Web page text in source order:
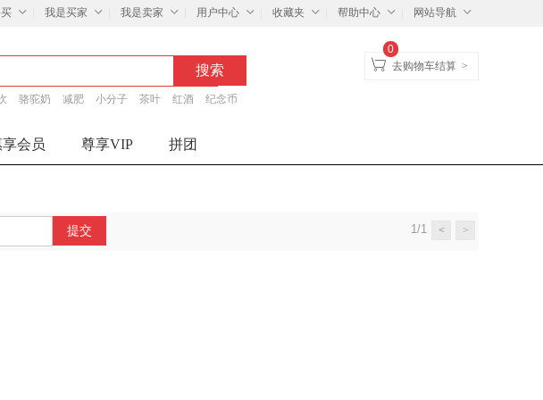
我是买家 我是卖家 用户中心 收藏夹 帮助中心 网站导航
骆驼奶 减肥 小分子 茶叶 红酒 纪念币
去购物车结算 >
0
会员 尊享VIP 拼团
提交 1/1 < >